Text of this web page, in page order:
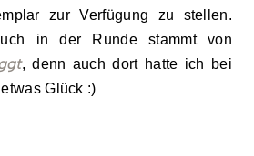
zur Verfügung zu stellen.
in der Runde stammt von
, denn auch dort hatte ich
bei
Glück :)